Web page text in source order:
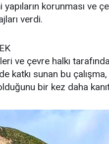
korunması ve
verdi.
ve çevre halkı
katkı sunan bu
bir kez daha